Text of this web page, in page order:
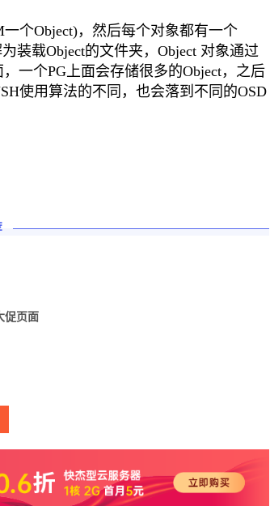
个Object)，然后每个对象都有一个
装载Object的文件夹，Object 对象通过
一个PG上面会存储很多的Object，之后
使用算法的不同，也会落到不同的OSD
促页面